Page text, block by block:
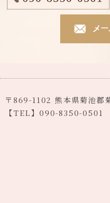
〒869-1102 熊本県菊池郡
【TEL】090-8350-0501